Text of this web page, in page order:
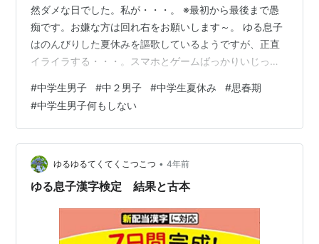
然ダメな日でした。私が・・・。 ※最初から最後まで愚
痴です。お嫌な方は回れ右をお願いします～。 ゆる息子
はのんびりした夏休みを謳歌しているようですが、正直
イライラする・・・。スマホとゲームばっかりいじって
レ掃除とか、やれやと思う。 他人任せなその性格を直し
てほしい。そんなふうに育てちゃったのは私なんです
が。中学の頃の私も結構母親がうざくて部屋にこもって
いたような気がしますが。 でもちょっとひどくないです
か？ 息子が先日私の弟、つまり息子の叔父に3DSを売る
約束をしていて、送付する日にちも決めて…
#中学生男子 #中２男子 #中学生夏休み #思春期
#中学生男子何もしない
ゆるゆるてくてくこつこつ • 4年前
ゆる息子漢字検定 結果と古本